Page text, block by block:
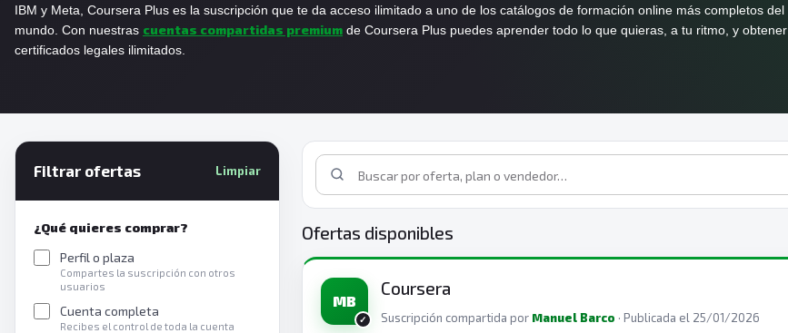
IBM y Meta, Coursera Plus es la suscripción que te da acceso ilimitado a uno de los catálogos de formación online más completos del
mundo. Con nuestras cuentas compartidas premium de Coursera Plus puedes aprender todo lo que quieras, a tu ritmo, y obtener
certificados legales ilimitados.
Filtrar ofertas Limpiar
¿Qué quieres comprar?
Perfil o plaza
Compartes la suscripción con otros
usuarios
Cuenta completa
Recibes el control de toda la cuenta
Ofertas disponibles
MB
Coursera
Suscripción compartida por Manuel Barco · Publicada el 25/01/2026